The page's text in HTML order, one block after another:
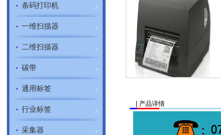
条码打印机
一维扫描器
二维扫描器
碳带
通用标签
行业标签
采集器
| 产品详情